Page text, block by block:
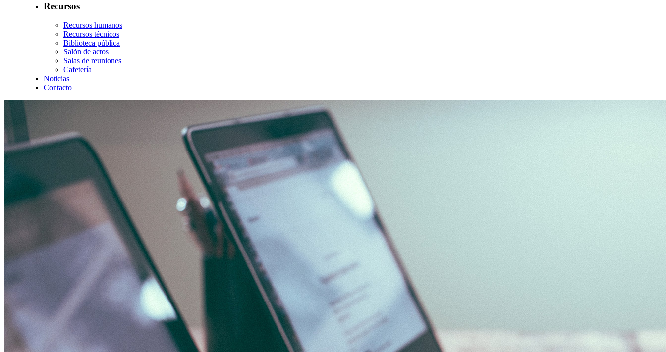
Recursos
Recursos humanos
Recursos técnicos
Biblioteca pública
Salón de actos
Salas de reuniones
Cafetería
Noticias
Contacto